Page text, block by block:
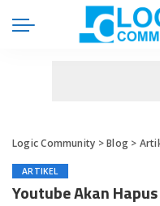
Logic Community >Blog>
ARTIKEL
Youtube Akan